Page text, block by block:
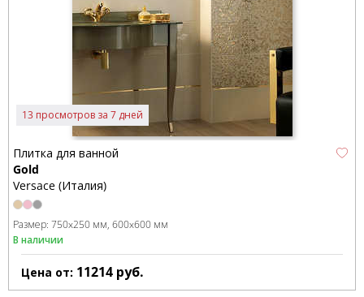
13 просмотров за 7 дней
Плитка для ванной
Gold
Versace (Италия)
Размер: 750x250 мм 600x600 мм
В наличии
Цена от: 11214 руб.